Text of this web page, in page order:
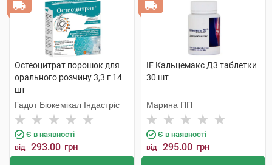
Остеоцитрат порошок для
орального розчину 3,3 г 14
шт
Гадот Біокемікал Індастріс
Є в наявності
від 293.00 грн
IF Кальцемакс Д3 таблетки
30 шт
Марина ПП
Є в наявності
від 295.00 грн